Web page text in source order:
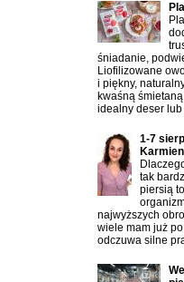
śniadanie,
Liofilizowane
i piękny,
kwaśną
idealny deser lub
1-7
tak
piersią
najwyższych
wiele mam już
odczuwa silne